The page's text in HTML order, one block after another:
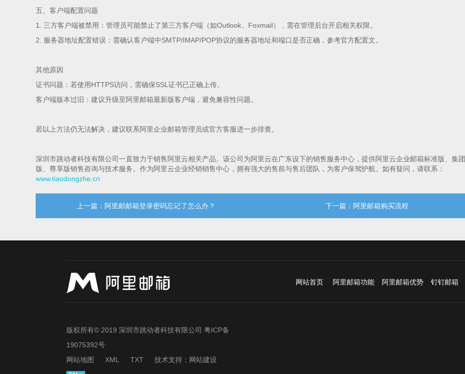
五、客户端配置问题
1. 三方客户端被禁用：管理员可能禁止了第三方客户端（如Outlook、Foxmail），需在管理后台开启相关权限。
2. 服务器地址配置错误：需确认客户端中SMTP/IMAP/POP协议的服务器地址和端口是否正确，参考官方配置文。
其他原因
证书问题：若使用HTTPS访问，需确保SSL证书已正确上传。
客户端版本过旧：建议升级至阿里邮箱最新版客户端，避免兼容性问题。
若以上方法仍无法解决，建议联系阿里企业邮箱管理员或官方客服进一步排查。
深圳市跳动者科技有限公司一直致力于销售阿里云相关产品。该公司为阿里云在广东设下的销售服务中心，提供阿里云企业邮箱标准版、集团
版、尊享版销售咨询与技术服务。作为阿里云企业经销销售中心，拥有强大的售前与售后团队，为客户保驾护航。如有疑问，请联系：
www.tiaodongzhe.cn
上一篇：阿里邮邮箱登录密码忘记了怎么办？ 下一篇：阿里邮箱购买流程
网站首页 阿里邮箱功能 阿里邮箱优势 钉钉邮箱
版权所有© 2019 深圳市跳动者科技有限公司粤ICP备
19075392号
网站地图
XML TXT 技术支持： 网站建设